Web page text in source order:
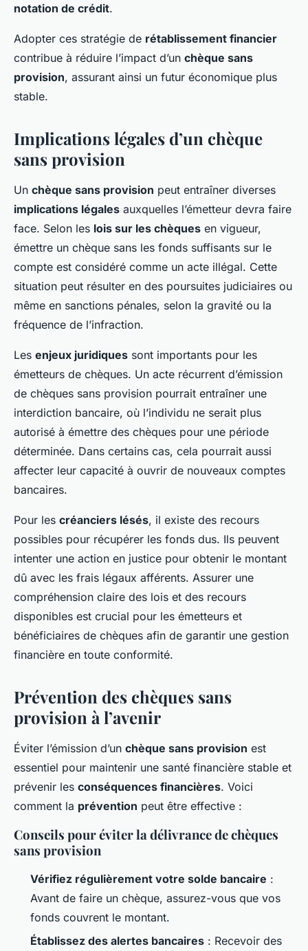
notation de crédit.
Adopter ces stratégie de rétablissement financier
contribue à réduire l’impact d’un chèque sans
provision, assurant ainsi un futur économique plus
stable.
Implications légales d’un chèque
sans provision
Un chèque sans provision peut entraîner diverses
implications légales auxquelles l’émetteur devra faire
face. Selon les lois sur les chèques en vigueur,
émettre un chèque sans les fonds suffisants sur le
compte est considéré comme un acte illégal. Cette
situation peut résulter en des poursuites judiciaires ou
même en sanctions pénales, selon la gravité ou la
fréquence de l’infraction.
Les enjeux juridiques sont importants pour les
émetteurs de chèques. Un acte récurrent d’émission
de chèques sans provision pourrait entraîner une
interdiction bancaire, où l’individu ne serait plus
autorisé à émettre des chèques pour une période
déterminée. Dans certains cas, cela pourrait aussi
affecter leur capacité à ouvrir de nouveaux comptes
bancaires.
Pour les créanciers lésés, il existe des recours
possibles pour récupérer les fonds dus. Ils peuvent
intenter une action en justice pour obtenir le montant
dû avec les frais légaux afférents. Assurer une
compréhension claire des lois et des recours
disponibles est crucial pour les émetteurs et
bénéficiaires de chèques afin de garantir une gestion
financière en toute conformité.
Prévention des chèques sans
provision à l’avenir
Éviter l’émission d’un chèque sans provision est
essentiel pour maintenir une santé financière stable et
prévenir les conséquences financières. Voici
comment la prévention peut être effective :
Conseils pour éviter la délivrance de chèques
sans provision
Vérifiez régulièrement votre solde bancaire :
Avant de faire un chèque, assurez-vous que vos
fonds couvrent le montant.
Établissez des alertes bancaires : Recevoir des